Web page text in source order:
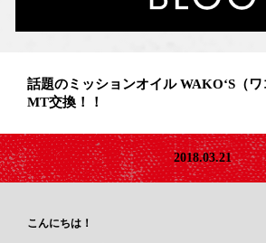
話題のミッションオイル WAKO‘S（
MT交換！！
2018.03.21
こんにちは！